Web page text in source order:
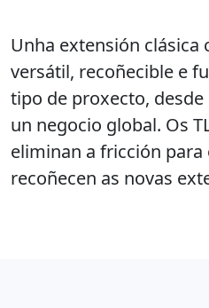
Unha extensión clásica
versátil, recoñecible e
tipo de proxecto,
un negocio global. Os
eliminan a fricción
recoñecen as novas